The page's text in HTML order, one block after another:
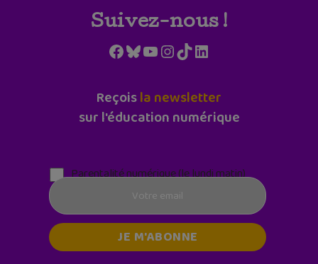
Suivez-nous !
Facebook
Bluesky
YouTube
Instagram
TikTokLinkedIn
Reçoisla newsletter
sur l'éducation numérique
Parentalité numérique (le lundi matin)